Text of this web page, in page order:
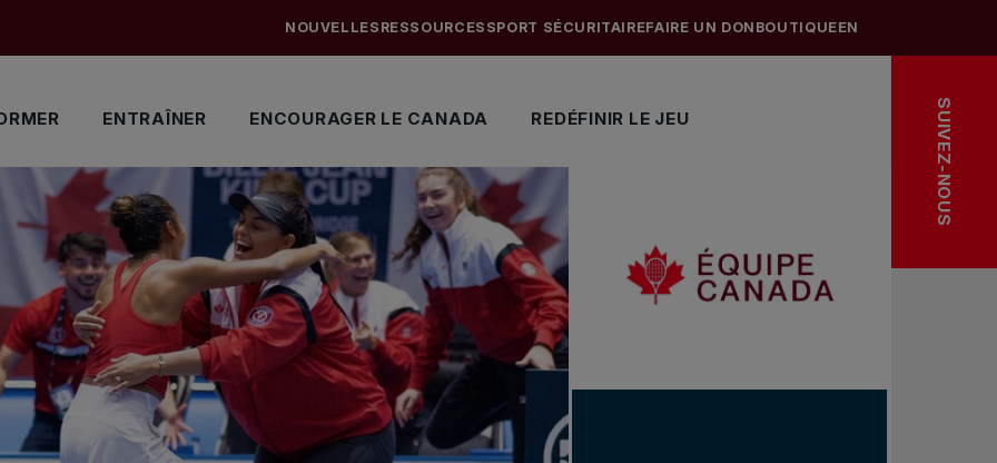
ENTRAÎNER ENCOURAGER LE CANADA REDÉFINIR LE JEU
NOUVELLES RESSOURCES SPORT SÉCURITAIREFAIRE UN DON BOUTIQUEEN
SUIVEZ-NOUS